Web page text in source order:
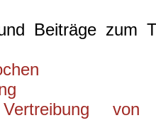
Beiträge zum
Vertreibung